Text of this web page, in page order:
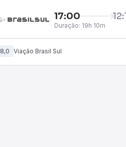
17:00
Duração: 19h 10m
8,0 Viação Brasil Sul